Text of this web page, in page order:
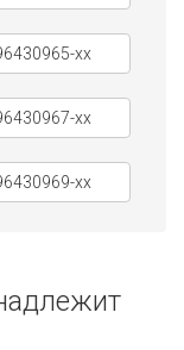
xx
xx
xx